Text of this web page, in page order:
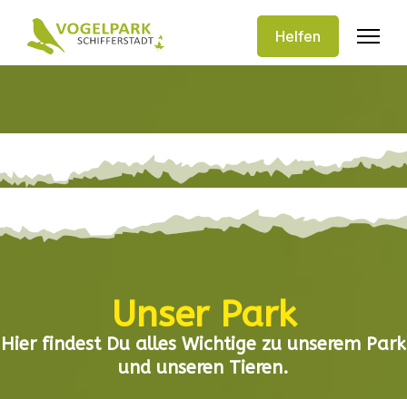
Helfen
Unser Park
Hier findest Du alles Wichtige zu unserem Park
und unseren Tieren.